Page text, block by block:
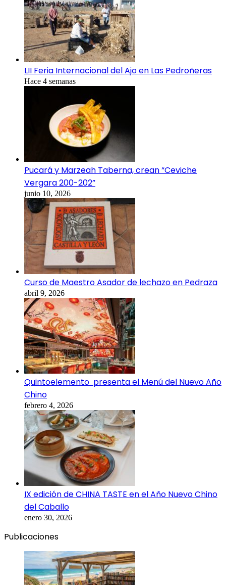
LII Feria Internacional del Ajo en Las Pedroñeras
Hace 4 semanas
Pucará y Marzeah Taberna, crean “Ceviche
Vergara 200-202”
junio 10, 2026
Curso de Maestro Asador de lechazo en Pedraza
abril 9, 2026
Quintoelemento presenta el Menú del Nuevo Año
Chino
febrero 4, 2026
IX edición de CHINA TASTE en el Año Nuevo Chino
del Caballo
enero 30, 2026
Publicaciones